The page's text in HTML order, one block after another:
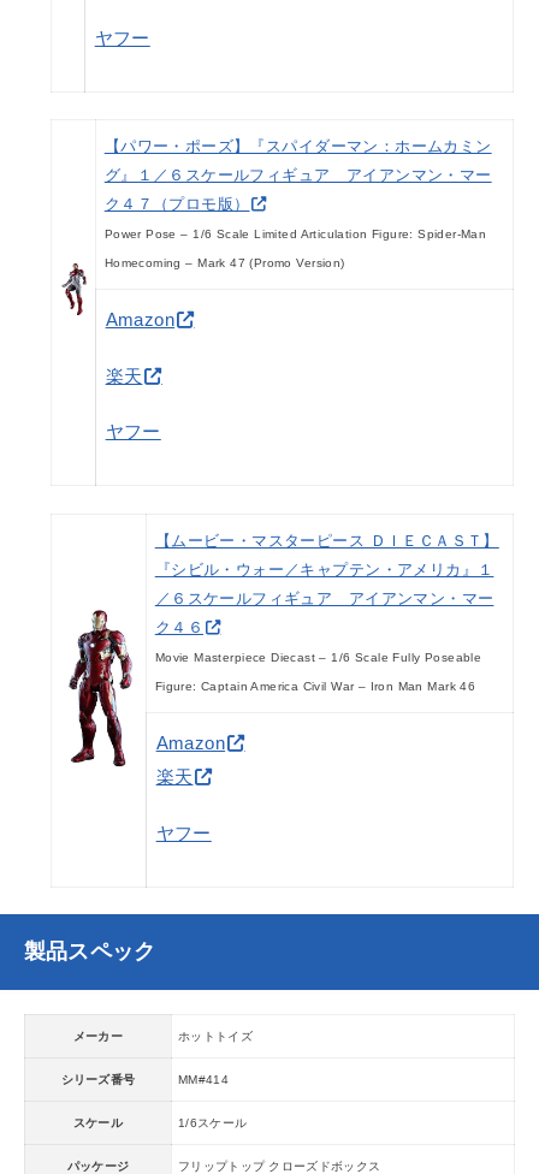
ヤフー
【パワー・ポーズ】『スパイダーマン：ホームカミン
グ』１／６スケールフィギュア アイアンマン・マー
ク４７（プロモ版）
Power Pose – 1/6 Scale Limited Articulation Figure: Spider-Man
Homecoming – Mark 47 (Promo Version)
Amazon
楽天
ヤフー
【ムービー・マスターピース ＤＩＥＣＡＳＴ】
『シビル・ウォー／キャプテン・アメリカ』１
／６スケールフィギュア アイアンマン・マー
ク４６
Movie Masterpiece Diecast – 1/6 Scale Fully Poseable
Figure: Captain America Civil War – Iron Man Mark 46
Amazon
楽天
ヤフー
製品スペック
メーカー ホットトイズ
シリーズ番号 MM#414
スケール 1/6スケール
パッケージ フリップトップ クローズドボックス